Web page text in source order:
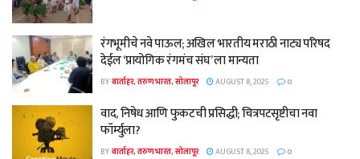
रंगभूमीचे नवे पाऊल; अखिल भारतीय मराठी नाट्य परिषद
देईल ‘प्रायोगिक रंगमंच संघ’ ला मान्यता
BYवार्ताहर, तरुण भारत, सोलापूर AUGUST 8, 2025 0
वाद, निषेध आणि फुकटची प्रसिद्धी; चित्रपटसृष्टीचा नवा
फॉर्म्युला?
BYवार्ताहर, तरुण भारत, सोलापूर AUGUST 8, 2025 0